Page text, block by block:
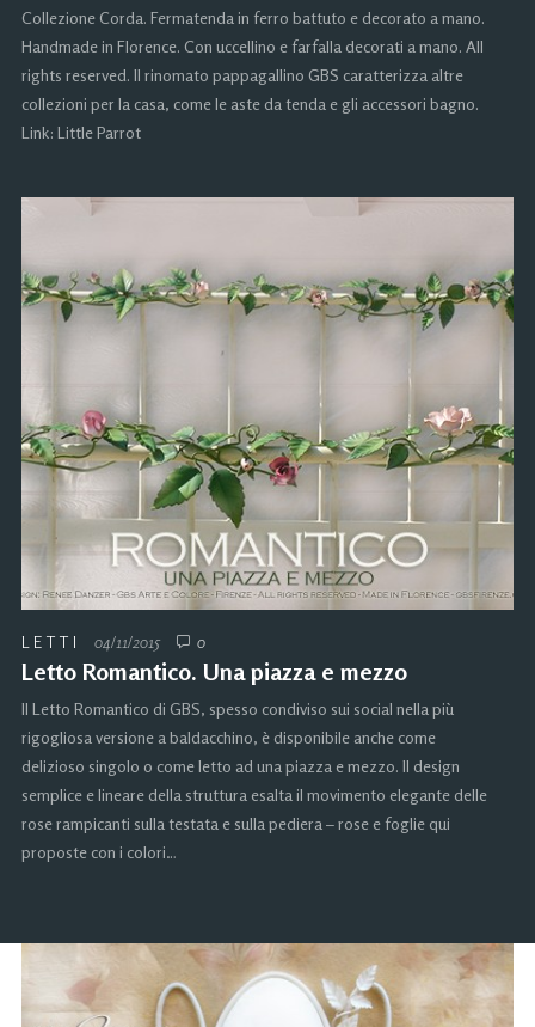
Collezione Corda. Fermatenda in ferro battuto e decorato a mano.
Handmade in Florence. Con uccellino e farfalla decorati a mano. All
rights reserved. Il rinomato pappagallino GBS caratterizza altre
collezioni per la casa, come le aste da tenda e gli accessori bagno.
Link: Little Parrot
LETTI 04/11/2015 0
Letto Romantico. Una piazza e mezzo
Il Letto Romantico di GBS, spesso condiviso sui social nella più
rigogliosa versione a baldacchino, è disponibile anche come
delizioso singolo o come letto ad una piazza e mezzo. Il design
semplice e lineare della struttura esalta il movimento elegante delle
rose rampicanti sulla testata e sulla pediera – rose e foglie qui
proposte con i colori…